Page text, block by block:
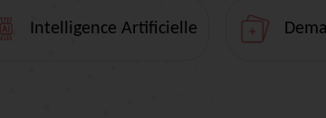
Intelligence Artificielle